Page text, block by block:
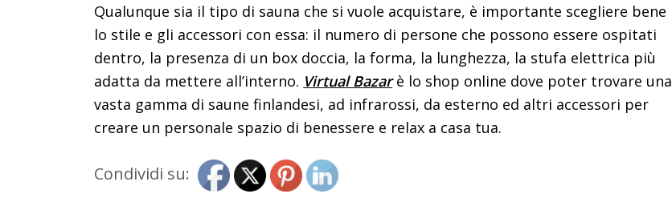
Qualunque sia il tipo di sauna che si vuole acquistare, è importante scegliere bene
lo stile e gli accessori con essa: il numero di persone che possono essere ospitati
dentro, la presenza di un box doccia, la forma, la lunghezza, la stufa elettrica più
adatta da mettere all’interno. Virtual Bazarè lo shop online dove poter trovare una
vasta gamma di saune finlandesi, ad infrarossi, da esterno ed altri accessori per
creare un personale spazio di benessere e relax a casa tua.
Condividi su: